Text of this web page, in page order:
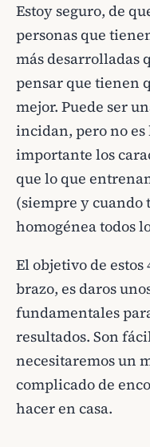
Estoy seguro, de
personas que
más desarrolladas
pensar que tienen
mejor. Puede ser
incidan, pero no
importante los
que lo que
(siempre y cuando
homogénea todos
El objetivo de estos
brazo, es daros
fundamentales
resultados. Son
necesitaremos un
complicado de
hacer en casa.